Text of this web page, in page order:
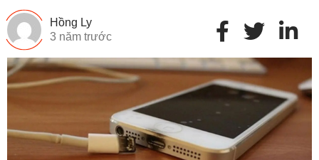
Sửa Macbook
Sửa Laptop
Sửa chữa thiết bị khác
Điện thoại
Hồng Ly
3 năm trước